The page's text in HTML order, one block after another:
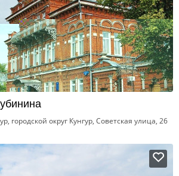
городской округ Кунгур, Советская улица, 26